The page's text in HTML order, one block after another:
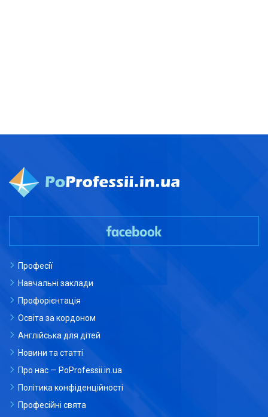
Професії
Навчальні заклади
Профорієнтація
Освіта за кордоном
Англійська для дітей
Новини та статті
Про нас — PoProfessii.in.ua
Політика конфіденційності
Професійні свята